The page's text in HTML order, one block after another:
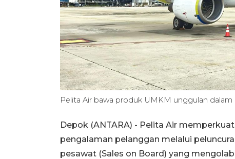
Pelita Air bawa produk UMKM unggulan dalam
Depok (ANTARA) - Pelita Air
pengalaman pelanggan melalui
pesawat (Sales on Board) yang